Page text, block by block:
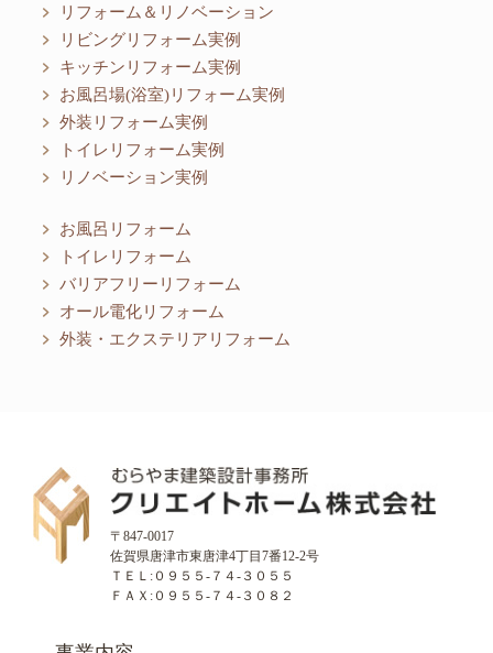
リフォーム＆リノベーション
リビングリフォーム実例
キッチンリフォーム実例
お風呂場(浴室)リフォーム実例
外装リフォーム実例
トイレリフォーム実例
リノベーション実例
お風呂リフォーム
トイレリフォーム
バリアフリーリフォーム
オール電化リフォーム
外装・エクステリアリフォーム
〒847-0017
佐賀県唐津市東唐津4丁目7番12-2号
ＴＥＬ:０９５５-７４-３０５５
ＦＡＸ:０９５５-７４-３０８２